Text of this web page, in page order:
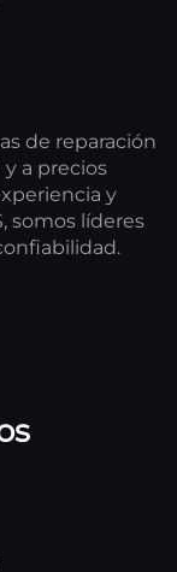
de reparación
a precios
y
somos líderes